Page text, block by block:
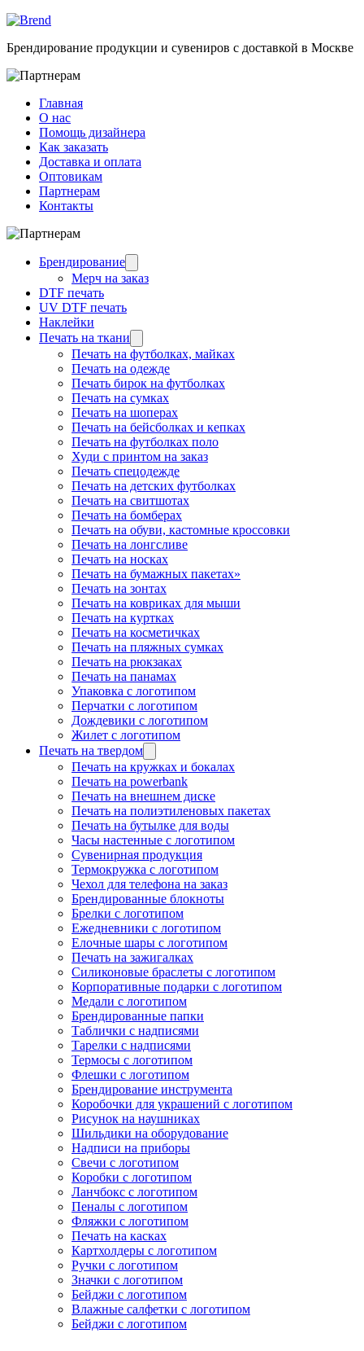
Брендирование продукции и сувениров с доставкой в Москве
Главная
О нас
Помощь дизайнера
Как заказать
Доставка и оплата
Оптовикам
Партнерам
Контакты
Брендирование
Мерч на заказ
DTF печать
UV DTF печать
Наклейки
Печать на ткани
Печать на футболках, майках
Печать на одежде
Печать бирок на футболках
Печать на сумках
Печать на шоперах
Печать на бейсболках и кепках
Печать на футболках поло
Худи с принтом на заказ
Печать спецодежде
Печать на детских футболках
Печать на свитшотах
Печать на бомберах
Печать на обуви, кастомные кроссовки
Печать на лонгсливе
Печать на носках
Печать на бумажных пакетах»
Печать на зонтах
Печать на ковриках для мыши
Печать на куртках
Печать на косметичках
Печать на пляжных сумках
Печать на рюкзаках
Печать на панамах
Упаковка с логотипом
Перчатки с логотипом
Дождевики с логотипом
Жилет с логотипом
Печать на твердом
Печать на кружках и бокалах
Печать на powerbank
Печать на внешнем диске
Печать на полиэтиленовых пакетах
Печать на бутылке для воды
Часы настенные с логотипом
Сувенирная продукция
Термокружка с логотипом
Чехол для телефона на заказ
Брендированные блокноты
Брелки с логотипом
Ежедневники с логотипом
Елочные шары с логотипом
Печать на зажигалках
Силиконовые браслеты с логотипом
Корпоративные подарки с логотипом
Медали с логотипом
Брендированные папки
Таблички с надписями
Тарелки с надписями
Термосы с логотипом
Флешки с логотипом
Брендирование инструмента
Коробочки для украшений с логотипом
Рисунок на наушниках
Шильдики на оборудование
Надписи на приборы
Свечи с логотипом
Коробки с логотипом
Ланчбокс с логотипом
Пеналы с логотипом
Фляжки с логотипом
Печать на касках
Картхолдеры с логотипом
Ручки с логотипом
Значки с логотипом
Бейджи с логотипом
Влажные салфетки с логотипом
Бейджи с логотипом